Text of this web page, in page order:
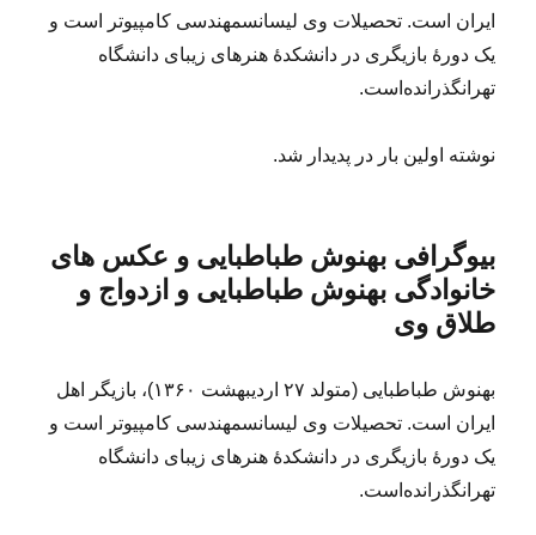
ایران است. تحصیلات وی لیسانسمهندسی کامپیوتر است و
یک دورهٔ بازیگری در دانشکدۀ هنرهای زیبای دانشگاه
تهرانگذرانده‌است.
نوشته اولین بار در پدیدار شد.
بیوگرافی بهنوش طباطبایی و عکس های
خانوادگی بهنوش طباطبایی و ازدواج و
طلاق وی
بهنوش طباطبایی (متولد ۲۷ اردیبهشت ۱۳۶۰)، بازیگر اهل
ایران است. تحصیلات وی لیسانسمهندسی کامپیوتر است و
یک دورهٔ بازیگری در دانشکدۀ هنرهای زیبای دانشگاه
تهرانگذرانده‌است.